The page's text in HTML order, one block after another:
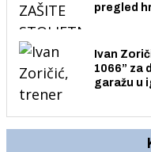
pregled
Ivan
1066” za
garažu u